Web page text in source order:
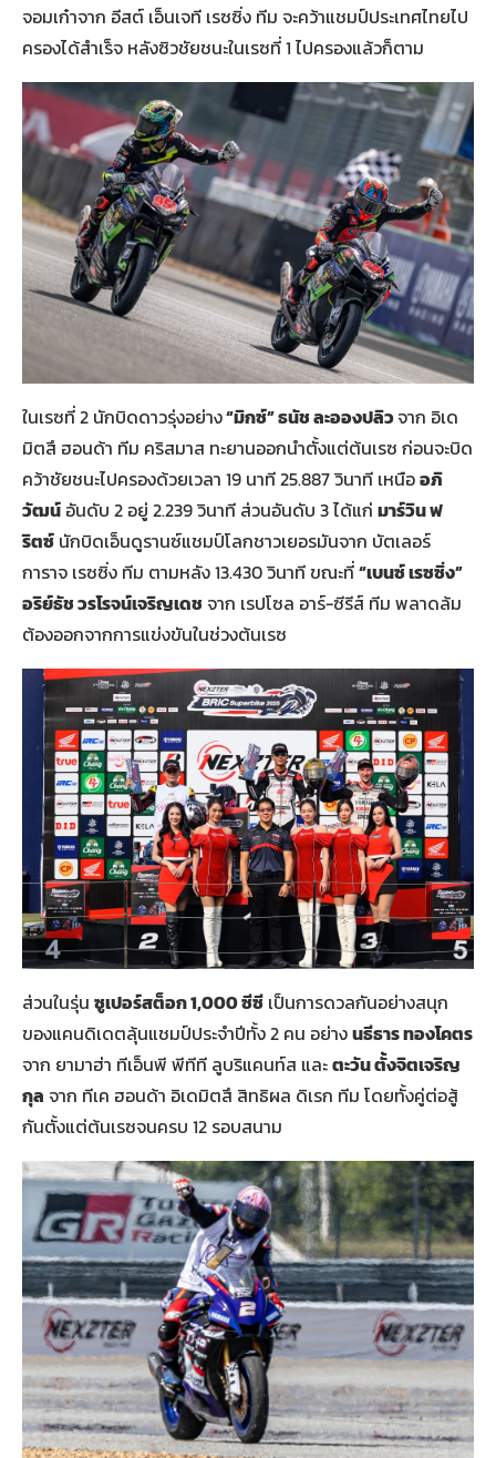
จอมเก๋าจาก อีสต์ เอ็นเจที เรซซิ่ง ทีม จะคว้าแชมป์ประเทศไทยไป
ครองได้สำเร็จ หลังซิวชัยชนะในเรซที่ 1 ไปครองแล้วก็ตาม
ในเรซที่ 2 นักบิดดาวรุ่งอย่าง“มิกซ์” ธนัช ละอองปลิวจาก อิเด
มิตสึ ฮอนด้า ทีม คริสมาส ทะยานออกนำตั้งแต่ต้นเรซ ก่อนจะบิด
คว้าชัยชนะไปครองด้วยเวลา 19 นาที 25.887 วินาที เหนืออภิ
วัฒน์ อันดับ 2 อยู่ 2.239 วินาที ส่วนอันดับ 3 ได้แก่ มาร์วิน ฟ
ริตซ์ นักบิดเอ็นดูรานซ์แชมป์โลกชาวเยอรมันจาก บัตเลอร์
การาจ เรซซิ่ง ทีม ตามหลัง 13.430 วินาที ขณะที่“เบนซ์ เรซซิ่ง”
อริย์ธัช วรโรจน์เจริญเดช จาก เรปโซล อาร์-ซีรีส์ ทีม พลาดล้ม
ต้องออกจากการแข่งขันในช่วงต้นเรซ
ส่วนในรุ่น ซูเปอร์สต็อก1,000ซีซี เป็นการดวลกันอย่างสนุก
ของแคนดิเดตลุ้นแชมป์ประจำปีทั้ง 2 คน อย่างนธีธาร ทองโคตร
จาก ยามาฮ่า ทีเอ็นพี พีทีที ลูบริแคนท์ส และตะวัน ตั้งจิตเจริญ
กุล จาก ทีเค ฮอนด้า อิเดมิตสึ สิทธิผล ดิเรก ทีม โดยทั้งคู่ต่อสู้
กันตั้งแต่ต้นเรซจนครบ 12 รอบสนาม